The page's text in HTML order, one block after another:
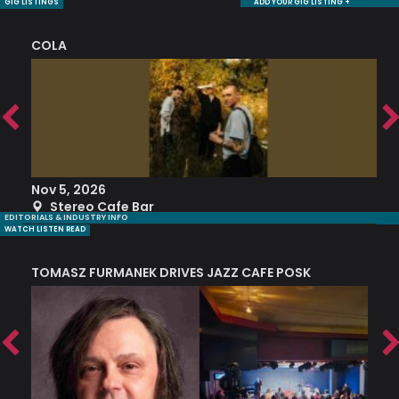
GIG LISTINGS ADD YOUR GIG LISTING +
COLA
Nov 5, 2026
Stereo Cafe Bar
EDITORIALS & INDUSTRY INFO
WATCH LISTEN READ
TOMASZ FURMANEK DRIVES JAZZ CAFE POSK